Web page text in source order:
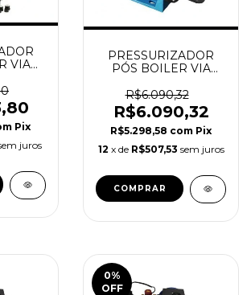
VIA
Pix
juros
PRESSURIZADOR
PÓS BOILER VIA
(Cerâmica) - ORBITEC
R$6.090,32
R$6.090,32
R$5.298,58 com Pix
12 x de R$507,53 sem juros
0%
OFF